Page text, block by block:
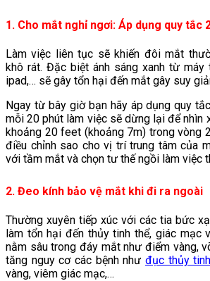
1. Cho mắt nghỉ ngơi: Áp dụng quy tắc
Làm việc liên tục sẽ khiến đôi mắt
khô rát. Đặc biệt ánh sáng xanh từ máy
ipad,… sẽ gây tổn hại đến mắt gây suy
Ngay từ bây giờ bạn hãy áp dụng quy
mỗi 20 phút làm việc sẽ dừng lại để nhìn
khoảng 20 feet (khoảng 7m) trong vòng
điều chỉnh sao cho vị trí trung tâm của
với tầm mắt và chọn tư thế ngồi làm việc
2. Đeo kính bảo vệ mắt khi đi ra ngoài
Thường xuyên tiếp xúc với các tia bức
làm tổn hại đến thủy tinh thể, giác mạc
nằm sâu trong đáy mắt như điểm vàng,
tăng nguy cơ các bệnh như đục thủy
vàng, viêm giác mạc,…